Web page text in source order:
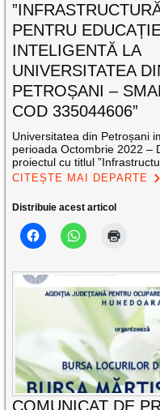
PENTRU
INTELIGENTĂ LA
UNIVERSITATEA
PETROȘANI –
COD 335044606”
Universitatea din Petroșani
perioada Octombrie 2022 –
proiectul cu titlul
CITEȘTE MAI DEPARTE
Distribuie acest articol
COMUNICAT DE